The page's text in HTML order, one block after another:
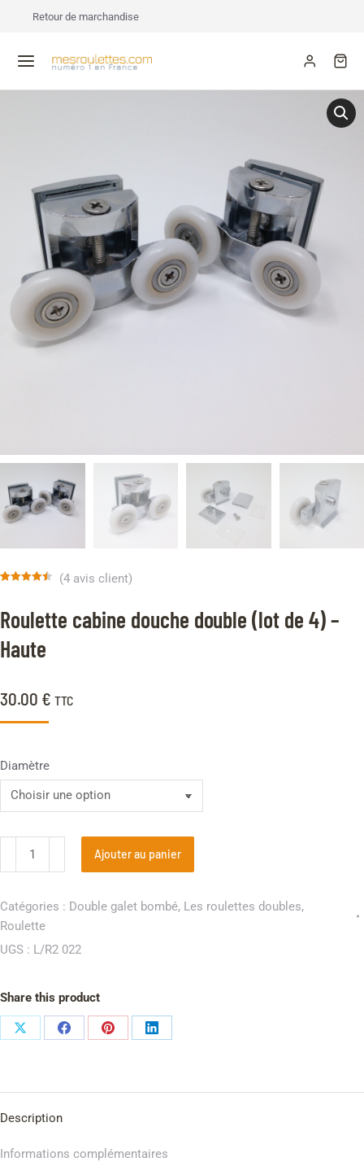
Retour de marchandise
Roulette cabine douche double (lot de 4) –
Haute
30.00 € TTC
basé sur
notations
(4avis client)
Diamètre
Ajouter au panier
Catégories : Double galet bombé, Les roulettes doubles,
Roulette
UGS : L/R2 022
Share this product
Description
Informations complémentaires